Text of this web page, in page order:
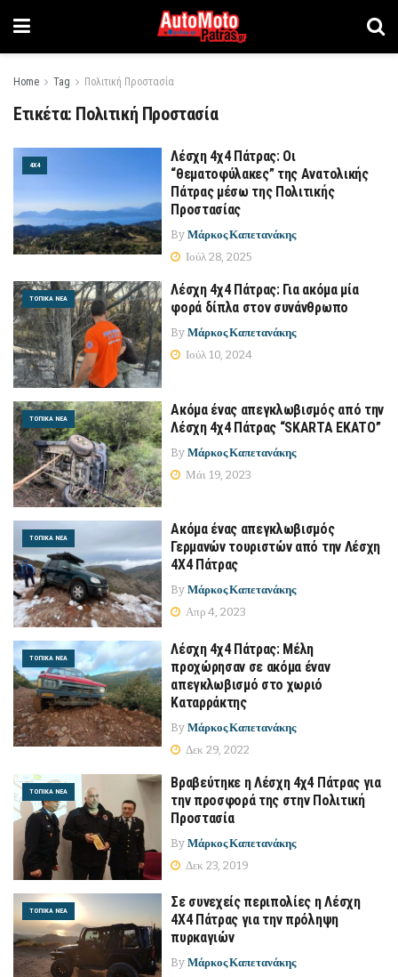
Home Tag Πολιτική Προστασία
Ετικέτα: Πολιτική Προστασία
4Χ4
Λέσχη 4χ4 Πάτρας: Οι
“θεματοφύλακες” της Ανατολικής
Πάτρας μέσω της Πολιτικής
Προστασίας
By Μάρκος Καπετανάκης
Ιούλ 28, 2025
ΤΟΠΙΚΆ ΝΈΑ
Λέσχη 4χ4 Πάτρας: Για ακόμα μία
φορά δίπλα στον συνάνθρωπο
By Μάρκος Καπετανάκης
Ιούλ 10, 2024
ΤΟΠΙΚΆ ΝΈΑ
Ακόμα ένας απεγκλωβισμός από την
Λέσχη 4χ4 Πάτρας “SKARTA EKATO”
By Μάρκος Καπετανάκης
Μάι 19, 2023
ΤΟΠΙΚΆ ΝΈΑ
Ακόμα ένας απεγκλωβισμός
Γερμανών τουριστών από την Λέσχη
4Χ4 Πάτρας
By Μάρκος Καπετανάκης
Απρ 4, 2023
ΤΟΠΙΚΆ ΝΈΑ
Λέσχη 4χ4 Πάτρας: Μέλη
προχώρησαν σε ακόμα έναν
απεγκλωβισμό στο χωριό
Καταρράκτης
By Μάρκος Καπετανάκης
Δεκ 29, 2022
ΤΟΠΙΚΆ ΝΈΑ
Βραβεύτηκε η Λέσχη 4χ4 Πάτρας για
την προσφορά της στην Πολιτική
Προστασία
By Μάρκος Καπετανάκης
Δεκ 23, 2019
ΤΟΠΙΚΆ ΝΈΑ
Σε συνεχείς περιπολίες η Λέσχη
4Χ4 Πάτρας για την πρόληψη
πυρκαγιών
By Μάρκος Καπετανάκης